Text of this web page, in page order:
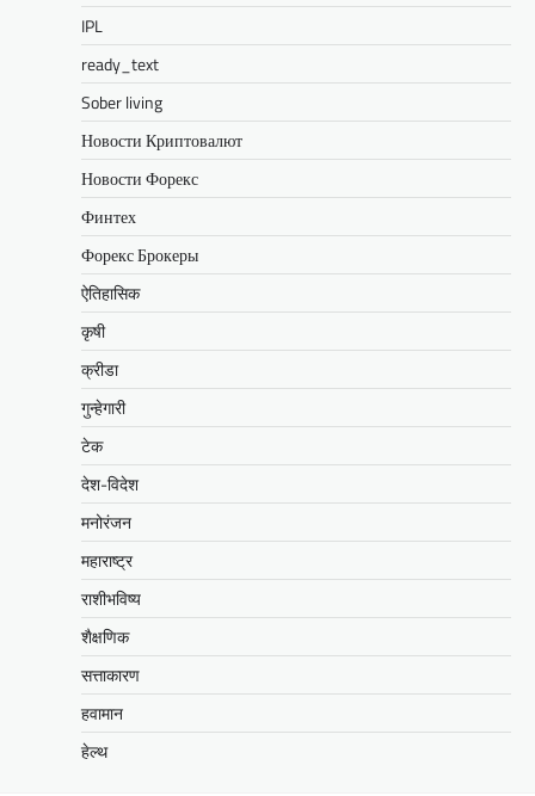
IPL
ready_text
Sober living
Новости Криптовалют
Новости Форекс
Финтех
Форекс Брокеры
ऐतिहासिक
कृषी
क्रीडा
गुन्हेगारी
टेक
देश-विदेश
मनोरंजन
महाराष्ट्र
राशीभविष्य
शैक्षणिक
सत्ताकारण
हवामान
हेल्थ